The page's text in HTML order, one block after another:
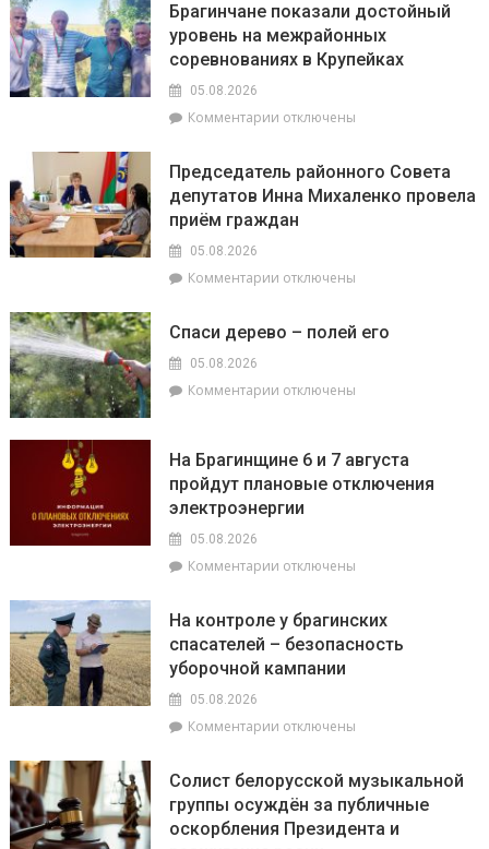
Брагинщины
усиливают
профилактику
районном
семинаре-
практикуме
«Пераможнік»
озимого
рапса
Брагинчане показали достойный
уровень на межрайонных
соревнованиях в Крупейках
05.08.2026
Комментарии к
показали
достойный
уровень
соревнованиях
отключены
Председатель районного Совета
депутатов Инна Михаленко провела
приём граждан
05.08.2026
Комментарии к
районного
Инна
приём
граждан
отключены
Спаси дерево – полей его
05.08.2026
Комментарии к
дерево
–
полей
его
отключены
На Брагинщине 6 и 7 августа
пройдут плановые отключения
электроэнергии
05.08.2026
Комментарии к
Брагинщине
6
и
пройдут
отключения
электроэнергии
отключены
На контроле у брагинских
спасателей – безопасность
уборочной кампании
05.08.2026
Комментарии к
контроле
у
брагинских
отключены
Солист белорусской музыкальной
группы осуждён за публичные
оскорбления Президента и